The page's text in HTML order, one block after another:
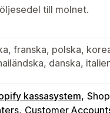
till molnet.
franska, polska,
danska,
kassasystem
Customer